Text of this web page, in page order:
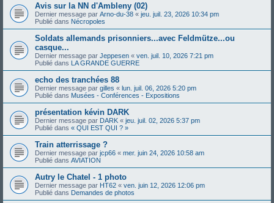
Avis sur la NN d'Ambleny (02)
Dernier message par Arno-du-38 « jeu. juil. 23, 2026 10:34 pm
Publié dans Nécropoles
Soldats allemands prisonniers...avec Feldmütze...ou
casque...
Dernier message par Jeppesen « ven. juil. 10, 2026 7:21 pm
Publié dans LA GRANDE GUERRE
echo des tranchées 88
Dernier message par gilles « lun. juil. 06, 2026 5:20 pm
Publié dans Musées - Conférences - Expositions
présentation kévin DARK
Dernier message par DARK « jeu. juil. 02, 2026 5:37 pm
Publié dans « QUI EST QUI ? »
Train atterrissage ?
Dernier message par jcp66 « mer. juin 24, 2026 10:58 am
Publié dans AVIATION
Autry le Chatel - 1 photo
Dernier message par HT62 « ven. juin 12, 2026 12:06 pm
Publié dans Demandes de photos